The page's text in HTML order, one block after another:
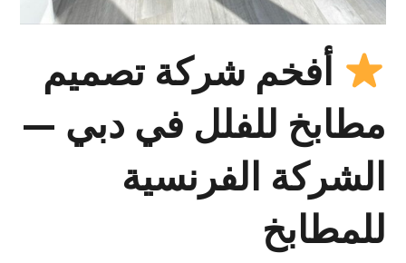
أفخم شركة تصميم
مطابخ للفلل في دبي —
الشركة الفرنسية
للمطابخ